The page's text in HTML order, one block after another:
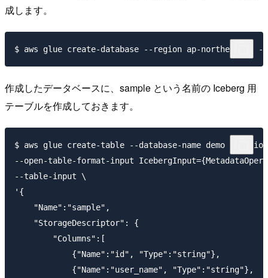
成します。
作成したデータベースに、sample という名前の Iceberg 用
テーブルを作成しておきます。
$ aws glue create-table --database-name demo --
--open-table-format-input
--table-input \
'{
    "Name":"sample",
    "StorageDescriptor": {
        "Columns":[
            {"Name":"id", "Type":"string"},
            {"Name":"user_name", "Type":"string"},